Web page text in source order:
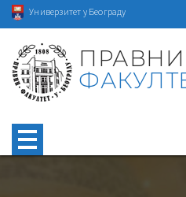
Универзитет у Београду
ПРАВНИ